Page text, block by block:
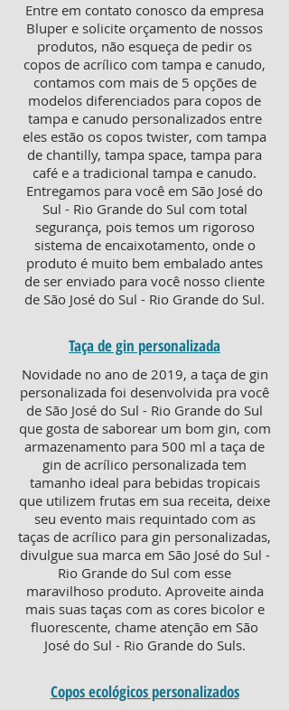
Entre em contato conosco da empresa
Bluper e solicite orçamento de nossos
produtos, não esqueça de pedir os
copos de acrílico com tampa e canudo,
contamos com mais de 5 opções de
modelos diferenciados para copos de
tampa e canudo personalizados entre
eles estão os copos twister, com tampa
de chantilly, tampa space, tampa para
café e a tradicional tampa e canudo.
Entregamos para você em São José do
Sul - Rio Grande do Sul com total
segurança, pois temos um rigoroso
sistema de encaixotamento, onde o
produto é muito bem embalado antes
de ser enviado para você nosso cliente
de São José do Sul - Rio Grande do Sul.
Taça de gin personalizada
Novidade no ano de 2019, a taça de gin
personalizada foi desenvolvida pra você
de São José do Sul - Rio Grande do Sul
que gosta de saborear um bom gin, com
armazenamento para 500 ml a taça de
gin de acrílico personalizada tem
tamanho ideal para bebidas tropicais
que utilizem frutas em sua receita, deixe
seu evento mais requintado com as
taças de acrílico para gin personalizadas,
divulgue sua marca em São José do Sul -
Rio Grande do Sul com esse
maravilhoso produto. Aproveite ainda
mais suas taças com as cores bicolor e
fluorescente, chame atenção em São
José do Sul - Rio Grande do Suls.
Copos ecológicos personalizados